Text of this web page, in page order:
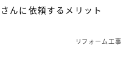
んに依頼するメリット
リフォーム工事